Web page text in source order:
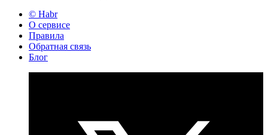
© Habr
О сервисе
Правила
Обратная связь
Блог